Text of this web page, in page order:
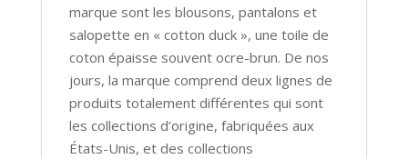
marque sont les blousons, pantalons et
salopette en « cotton duck», une toile de
coton épaisse souvent ocre-brun. De nos
jours, la marque comprend deux lignes de
produits totalement différentes qui sont
les collections d’origine, fabriquées aux
États-Unis, et des collections